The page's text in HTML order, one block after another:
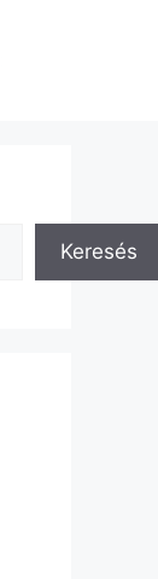
Keresés